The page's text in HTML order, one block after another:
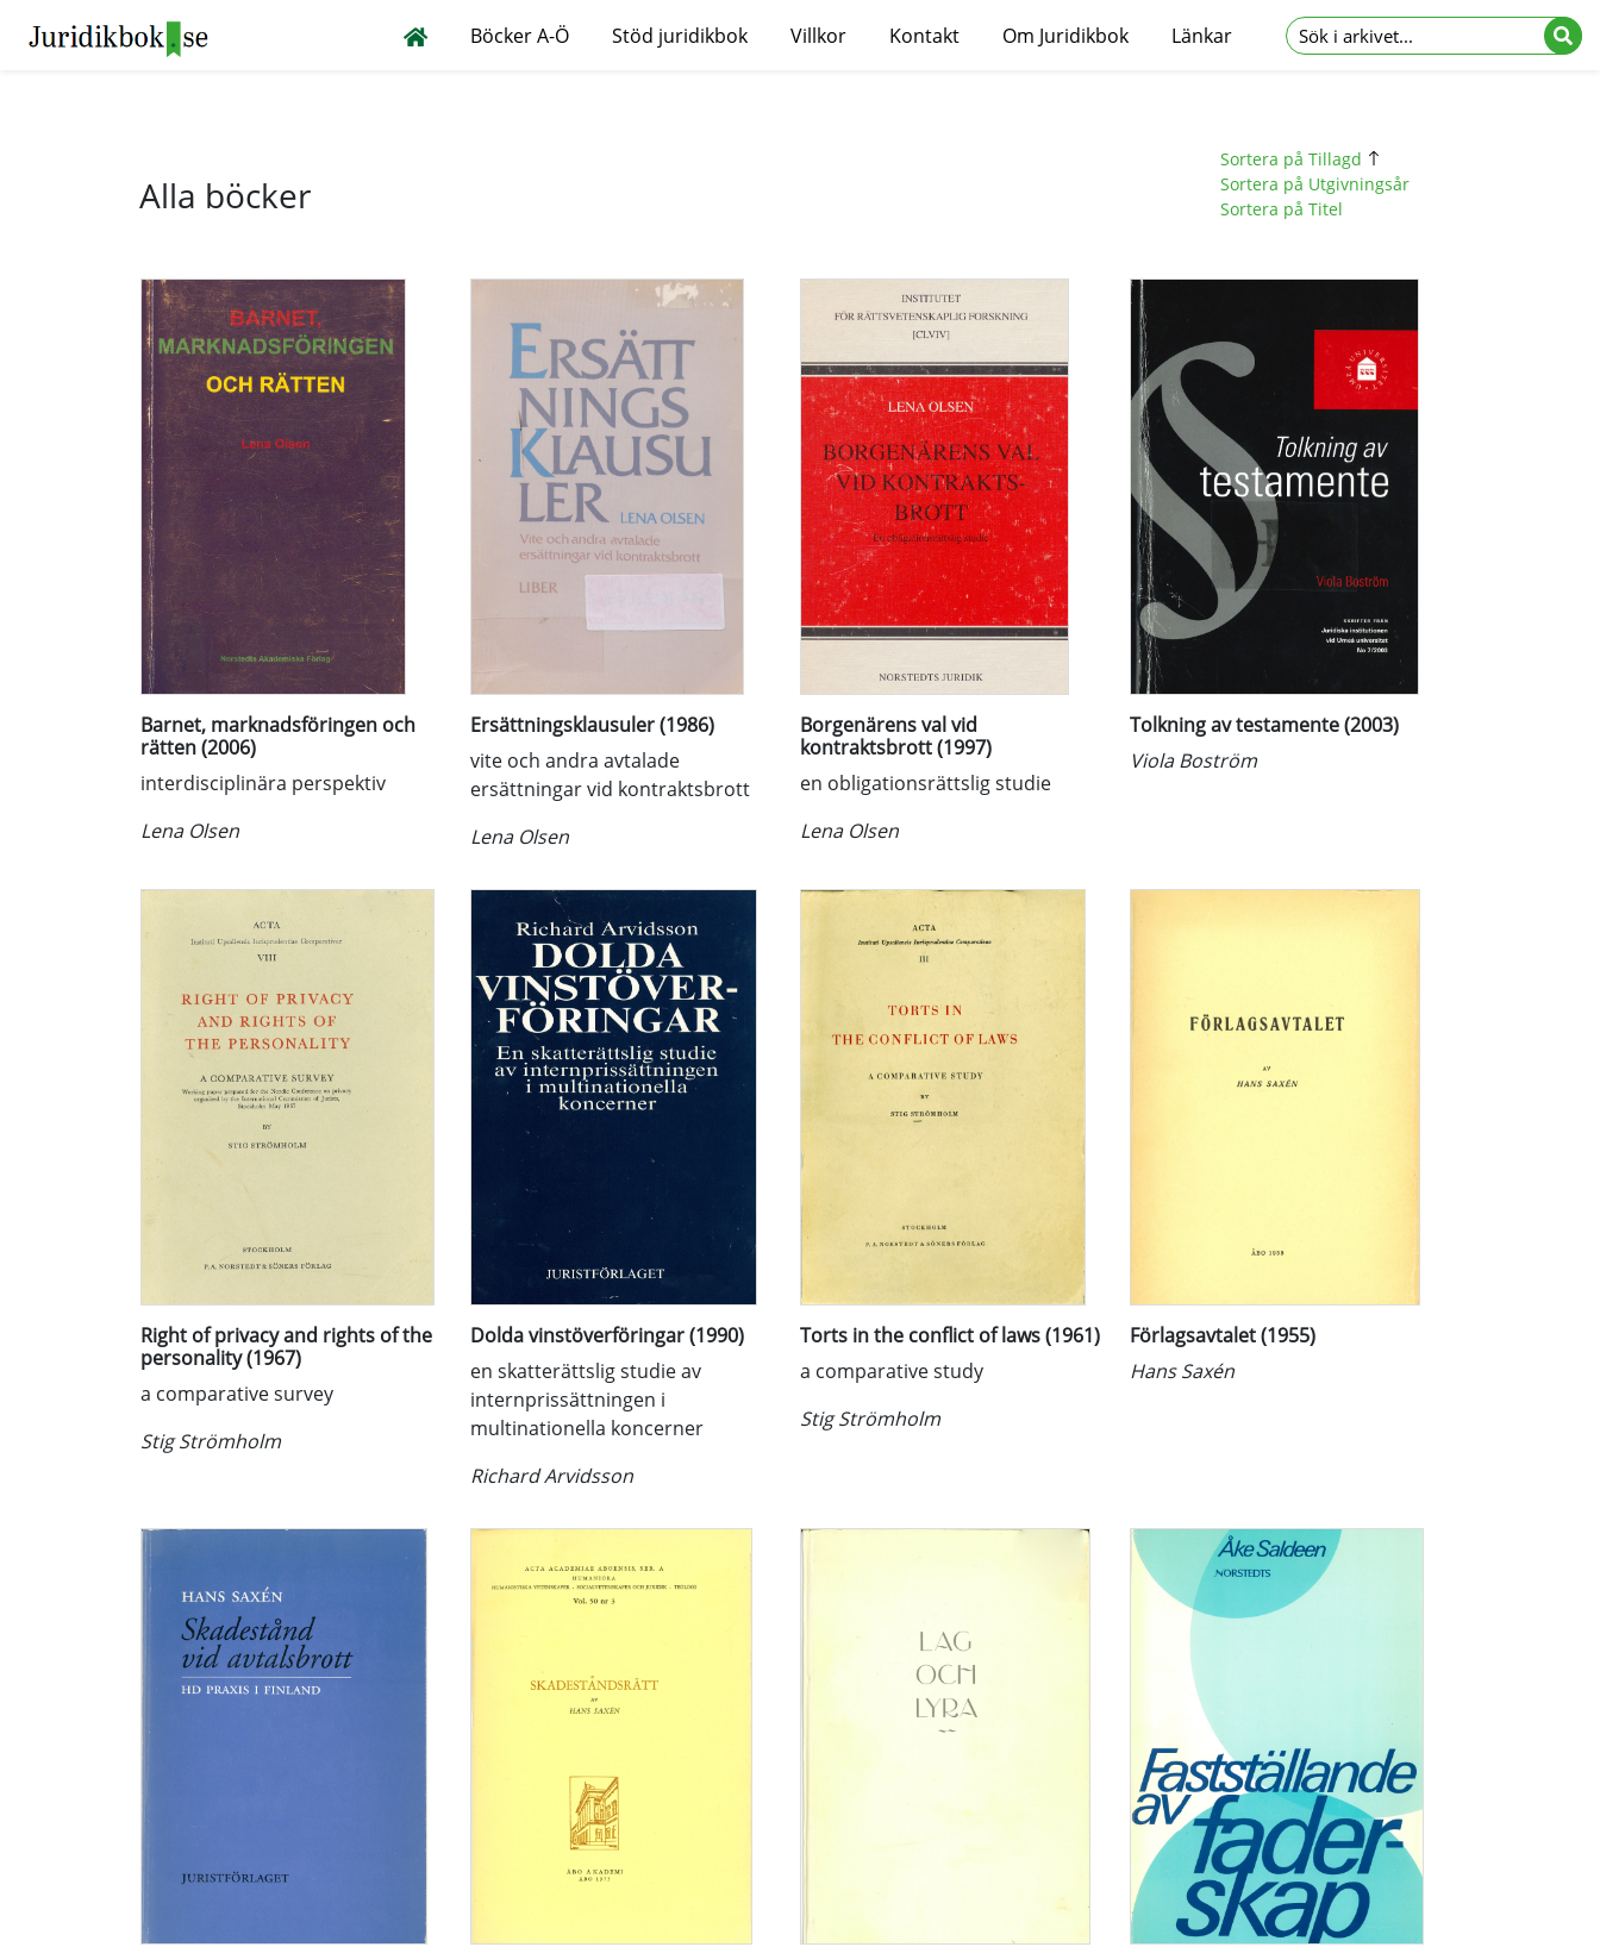
Böcker A-Ö Stöd juridikbok Villkor Kontakt Om Juridikbok Länkar
Alla böcker
Sortera på Tillagd
Sortera på Utgivningsår
Sortera på Titel
Barnet, marknadsföringen och
rätten (2006)
interdisciplinära perspektiv
Lena Olsen
Ersättningsklausuler (1986)
vite och andra avtalade
ersättningar vid kontraktsbrott
Lena Olsen
Borgenärens val vid
kontraktsbrott (1997)
en obligationsrättslig studie
Lena Olsen
Tolkning av testamente (2003)
Viola Boström
Right of privacy and rights of the
personality (1967)
a comparative survey
Stig Strömholm
Dolda vinstöverföringar (1990)
en skatterättslig studie av
internprissättningen i
multinationella koncerner
Richard Arvidsson
Torts in the conflict of laws (1961)
a comparative study
Stig Strömholm
Förlagsavtalet (1955)
Hans Saxén